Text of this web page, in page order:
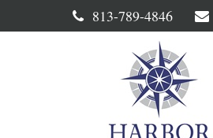
813-789-4846